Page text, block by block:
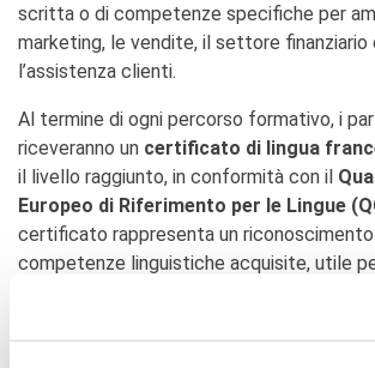
scritta o di competenze specifiche per
marketing, le vendite, il settore finanziario
l’assistenza clienti.
Al termine di ogni percorso formativo, i
riceveranno un certificato di lingua
il livello raggiunto, in conformità con il
Europeo di Riferimento per le Lingue
certificato rappresenta un
competenze linguistiche acquisite, utile